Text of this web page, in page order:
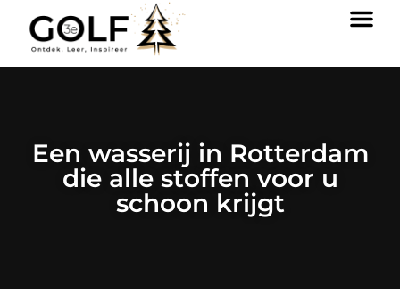
Een wasserij in Rotterdam
die alle stoffen voor u
schoon krijgt